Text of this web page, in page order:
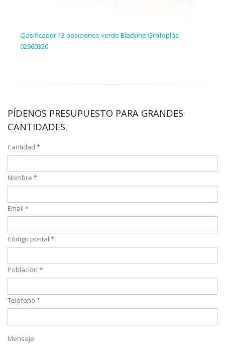
Clasificador 13 posiciones verde Blackine Grafoplás
02960320
PÍDENOS PRESUPUESTO PARA GRANDES
CANTIDADES.
Cantidad *
Nombre *
Email *
Código postal *
Población *
Teléfono *
Mensaje